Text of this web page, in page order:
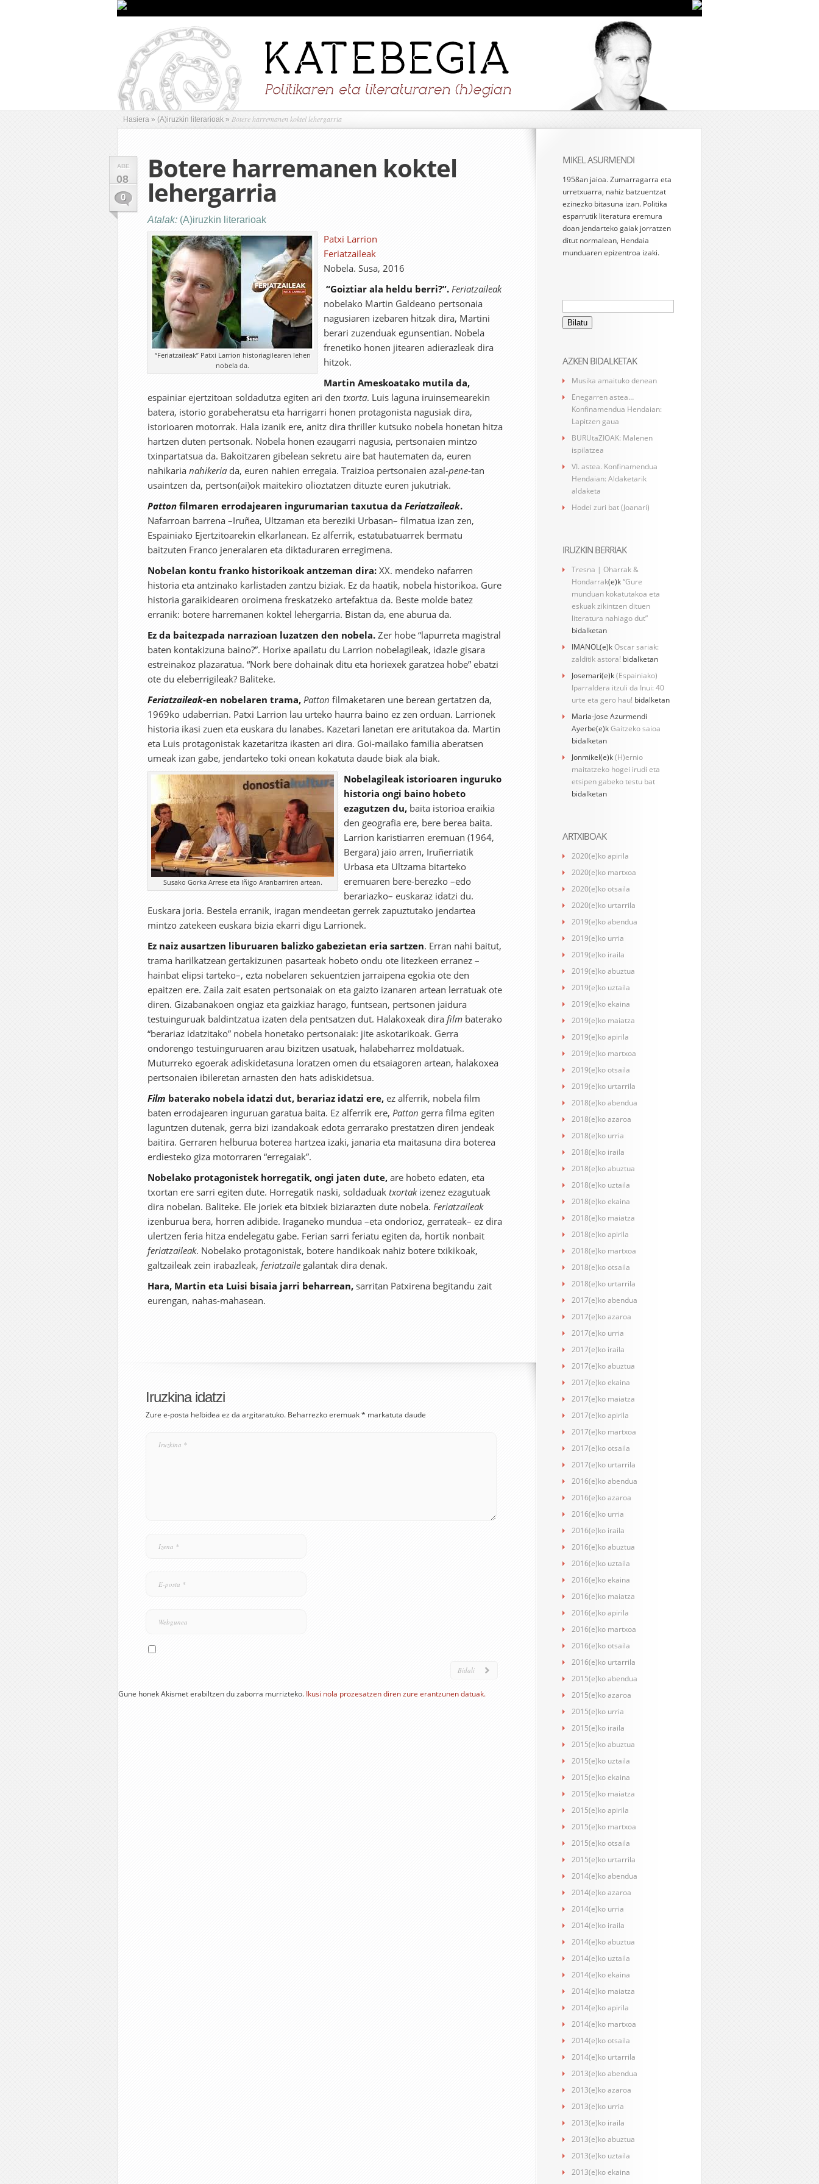
Hasiera » (A)iruzkin literarioak » Botere harremanen koktel lehergarria
ABE
08
0
Botere harremanen koktel
lehergarria
Atalak: (A)iruzkin literarioak
“Feriatzaileak” Patxi Larrion historiagilearen lehen
nobela da.
Patxi Larrion
Feriatzaileak
Nobela. Susa, 2016
“Goiztiar ala heldu berri?”. Feriatzaileak
nobelako Martin Galdeano pertsonaia
nagusiaren izebaren hitzak dira, Martini
berari zuzenduak egunsentian. Nobela
frenetiko honen jitearen adierazleak dira
hitzok.
Martin Ameskoatako mutila da,
espainiar ejertzitoan soldadutza egiten ari den txorta. Luis laguna iruinsemearekin
batera, istorio gorabeheratsu eta harrigarri honen protagonista nagusiak dira,
istorioaren motorrak. Hala izanik ere, anitz dira thriller kutsuko nobela honetan hitza
hartzen duten pertsonak. Nobela honen ezaugarri nagusia, pertsonaien mintzo
txinpartatsua da. Bakoitzaren gibelean sekretu aire bat hautematen da, euren
nahikaria nahikeria da, euren nahien erregaia. Traizioa pertsonaien azal-pene-tan
usaintzen da, pertson(ai)ok maitekiro olioztatzen dituzte euren jukutriak.
Patton filmaren errodajearen ingurumarian taxutua da Feriatzaileak.
Nafarroan barrena –Iruñea, Ultzaman eta bereziki Urbasan– filmatua izan zen,
Espainiako Ejertzitoarekin elkarlanean. Ez alferrik, estatubatuarrek bermatu
baitzuten Franco jeneralaren eta diktaduraren erregimena.
Nobelan kontu franko historikoak antzeman dira: XX. mendeko nafarren
historia eta antzinako karlistaden zantzu biziak. Ez da haatik, nobela historikoa. Gure
historia garaikidearen oroimena freskatzeko artefaktua da. Beste molde batez
erranik: botere harremanen koktel lehergarria. Bistan da, ene aburua da.
Ez da baitezpada narrazioan luzatzen den nobela. Zer hobe “lapurreta magistral
baten kontakizuna baino?”. Horixe apailatu du Larrion nobelagileak, idazle gisara
estreinakoz plazaratua. “Nork bere dohainak ditu eta horiexek garatzea hobe” ebatzi
ote du eleberrigileak? Baliteke.
Feriatzaileak-en nobelaren trama, Patton filmaketaren une berean gertatzen da,
1969ko udaberrian. Patxi Larrion lau urteko haurra baino ez zen orduan. Larrionek
historia ikasi zuen eta euskara du lanabes. Kazetari lanetan ere aritutakoa da. Martin
eta Luis protagonistak kazetaritza ikasten ari dira. Goi-mailako familia aberatsen
umeak izan gabe, jendarteko toki onean kokatuta daude biak ala biak.
Susako Gorka Arrese eta Iñigo Aranbarriren artean.
Nobelagileak istorioaren inguruko
historia ongi baino hobeto
ezagutzen du, baita istorioa eraikia
den geografia ere, bere berea baita.
Larrion karistiarren eremuan (1964,
Bergara) jaio arren, Iruñerriatik
Urbasa eta Ultzama bitarteko
eremuaren bere-berezko –edo
berariazko– euskaraz idatzi du.
Euskara joria. Bestela erranik, iragan mendeetan gerrek zapuztutako jendartea
mintzo zatekeen euskara bizia ekarri digu Larrionek.
Ez naiz ausartzen liburuaren balizko gabezietan eria sartzen. Erran nahi baitut,
trama harilkatzean gertakizunen pasarteak hobeto ondu ote litezkeen erranez –
hainbat elipsi tarteko–, ezta nobelaren sekuentzien jarraipena egokia ote den
epaitzen ere. Zaila zait esaten pertsonaiak on eta gaizto izanaren artean lerratuak ote
diren. Gizabanakoen ongiaz eta gaizkiaz harago, funtsean, pertsonen jaidura
testuinguruak baldintzatua izaten dela pentsatzen dut. Halakoxeak dira film baterako
“berariaz idatzitako” nobela honetako pertsonaiak: jite askotarikoak. Gerra
ondorengo testuinguruaren arau bizitzen usatuak, halabeharrez moldatuak.
Muturreko egoerak adiskidetasuna loratzen omen du etsaiagoren artean, halakoxea
pertsonaien ibileretan arnasten den hats adiskidetsua.
Film baterako nobela idatzi dut, berariaz idatzi ere, ez alferrik, nobela film
baten errodajearen inguruan garatua baita. Ez alferrik ere, Patton gerra filma egiten
laguntzen dutenak, gerra bizi izandakoak edota gerrarako prestatzen diren jendeak
baitira. Gerraren helburua boterea hartzea izaki, janaria eta maitasuna dira boterea
erdiesteko giza motorraren “erregaiak”.
Nobelako protagonistek horregatik, ongi jaten dute, are hobeto edaten, eta
txortan ere sarri egiten dute. Horregatik naski, soldaduak txortakizenez ezagutuak
dira nobelan. Baliteke. Ele joriek eta bitxiek biziarazten dute nobela. Feriatzaileak
izenburua bera, horren adibide. Iraganeko mundua –eta ondorioz, gerrateak– ez dira
ulertzen feria hitza endelegatu gabe. Ferian sarri feriatu egiten da, hortik nonbait
feriatzaileak. Nobelako protagonistak, botere handikoak nahiz botere txikikoak,
galtzaileak zein irabazleak, feriatzaile galantak dira denak.
Hara, Martin eta Luisi bisaia jarri beharrean, sarritan Patxirena begitandu zait
eurengan, nahas-mahasean.
Iruzkina idatzi
Zure e-posta helbidea ez da argitaratuko. Beharrezko eremuak* markatuta daude
Gune honek Akismet erabiltzen du zaborra murrizteko. Ikusi nola prozesatzen diren zure erantzunen datuak.
MIKEL ASURMENDI
1958an jaioa. Zumarragarra eta
urretxuarra, nahiz batzuentzat
ezinezko bitasuna izan. Politika
esparrutik literatura eremura
doan jendarteko gaiak jorratzen
ditut normalean, Hendaia
munduaren epizentroa izaki.
Bilatu:
AZKEN BIDALKETAK
Musika amaituko denean
Enegarren astea…
Konfinamendua Hendaian:
Lapitzen gaua
BURUtaZIOAK: Malenen
ispilatzea
VI. astea. Konfinamendua
Hendaian: Aldaketarik
aldaketa
Hodei zuri bat (Joanari)
IRUZKIN BERRIAK
Tresna | Oharrak &
Hondarrak(e)k“Gure
munduan kokatutakoa eta
eskuak zikintzen dituen
literatura nahiago dut”
bidalketan
IMANOL(e)kOscar sariak:
zalditik astora! bidalketan
Josemari(e)k(Espainiako)
Iparraldera itzuli da Inui: 40
urte eta gero hau! bidalketan
Maria-Jose Azurmendi
Ayerbe(e)kGaitzeko saioa
bidalketan
Jonmikel(e)k(H)ernio
maitatzeko hogei irudi eta
etsipen gabeko testu bat
bidalketan
ARTXIBOAK
2020(e)ko apirila
2020(e)ko martxoa
2020(e)ko otsaila
2020(e)ko urtarrila
2019(e)ko abendua
2019(e)ko urria
2019(e)ko iraila
2019(e)ko abuztua
2019(e)ko uztaila
2019(e)ko ekaina
2019(e)ko maiatza
2019(e)ko apirila
2019(e)ko martxoa
2019(e)ko otsaila
2019(e)ko urtarrila
2018(e)ko abendua
2018(e)ko azaroa
2018(e)ko urria
2018(e)ko iraila
2018(e)ko abuztua
2018(e)ko uztaila
2018(e)ko ekaina
2018(e)ko maiatza
2018(e)ko apirila
2018(e)ko martxoa
2018(e)ko otsaila
2018(e)ko urtarrila
2017(e)ko abendua
2017(e)ko azaroa
2017(e)ko urria
2017(e)ko iraila
2017(e)ko abuztua
2017(e)ko ekaina
2017(e)ko maiatza
2017(e)ko apirila
2017(e)ko martxoa
2017(e)ko otsaila
2017(e)ko urtarrila
2016(e)ko abendua
2016(e)ko azaroa
2016(e)ko urria
2016(e)ko iraila
2016(e)ko abuztua
2016(e)ko uztaila
2016(e)ko ekaina
2016(e)ko maiatza
2016(e)ko apirila
2016(e)ko martxoa
2016(e)ko otsaila
2016(e)ko urtarrila
2015(e)ko abendua
2015(e)ko azaroa
2015(e)ko urria
2015(e)ko iraila
2015(e)ko abuztua
2015(e)ko uztaila
2015(e)ko ekaina
2015(e)ko maiatza
2015(e)ko apirila
2015(e)ko martxoa
2015(e)ko otsaila
2015(e)ko urtarrila
2014(e)ko abendua
2014(e)ko azaroa
2014(e)ko urria
2014(e)ko iraila
2014(e)ko abuztua
2014(e)ko uztaila
2014(e)ko ekaina
2014(e)ko maiatza
2014(e)ko apirila
2014(e)ko martxoa
2014(e)ko otsaila
2014(e)ko urtarrila
2013(e)ko abendua
2013(e)ko azaroa
2013(e)ko urria
2013(e)ko iraila
2013(e)ko abuztua
2013(e)ko uztaila
2013(e)ko ekaina